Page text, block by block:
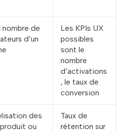
nombre de
d’un
Les KPIs UX
possibles
sont le
nombre
d’activations
, le taux de
conversion
des
ou
Taux de
rétention sur